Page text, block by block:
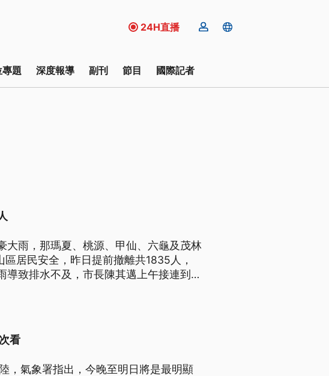
24H直播
題 深度報導 副刊 節目 國際記者
大雨，那瑪夏、桃源、甲仙、六龜及茂林
居民安全，昨日提前撤離共1835人，
致排水不及，市長陳其邁上午接連到大
灌。
看
，氣象署指出，今晚至明日將是最明顯